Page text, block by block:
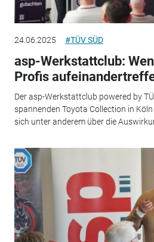
24.06.2025 #TÜV SÜD
asp-Werkstattclub:
Profis
Der asp-Werkstattclub powered by
spannenden Toyota Collection in
sich unter anderem über die